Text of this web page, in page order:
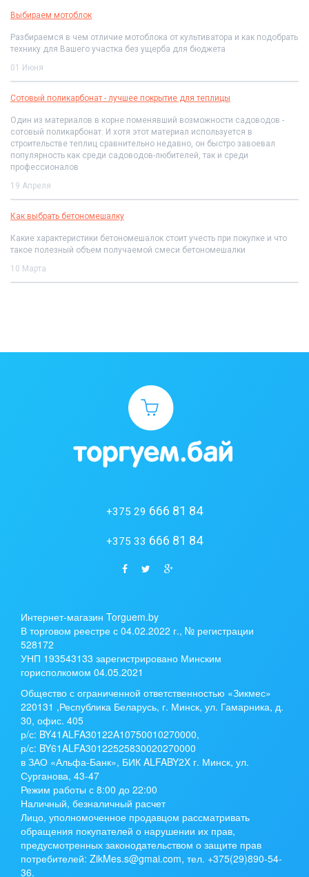
Выбираем мотоблок
Разбираемся в чем отличие мотоблока от культиватора и как подобрать
технику для Вашего участка без ущерба для бюджета
01 Июня
Сотовый поликарбонат - лучшее покрытие для теплицы
Один из материалов в корне поменявший возможности садоводов -
сотовый поликарбонат. И хотя этот материал используется в
строительстве теплиц сравнительно недавно, он быстро завоевал
популярность как среди садоводов-любителей, так и среди
профессионалов
19 Апреля
Как выбрать бетономешалку
Какие характеристики бетономешалок стоит учесть при покупке и что
такое полезный объем получаемой смеси бетономешалки
10 Марта
+375 29 666 81 84
+375 33 666 81 84
Интернет-магазин Torguem.by
В торговом реестре с 04.02.2022 г., № регистрации
528172
УНП 193543133 зарегистрировано Минским
горисполкомом 04.05.2021
Общество с ограниченной ответственностью «Зикмес»
220131 ,Республика Беларусь, г. Минск, ул. Гамарника, д.
30, офис. 405
р/с: BY41ALFA30122A10750010270000,
р/с: BY61ALFA30122525830020270000
в ЗАО «Альфа-Банк», БИК ALFABY2X г. Минск, ул.
Сурганова, 43-47
Режим работы с 8:00 до 22:00
Наличный, безналичный расчет
Лицо, уполномоченное продавцом рассматривать
обращения покупателей о нарушении их прав,
предусмотренных законодательством о защите прав
потребителей: ZikMes.s@gmai.com, тел. +375(29)890-54-
36.